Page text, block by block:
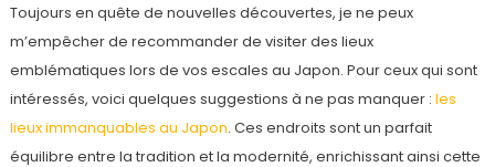
Toujours en quête de nouvelles découvertes, je ne peux
m’empêcher de recommander de visiter des lieux
emblématiques lors de vos escales au Japon. Pour ceux qui sont
intéressés, voici quelques suggestions à ne pas manquer : les
lieux immanquables au Japon. Ces endroits sont un parfait
équilibre entre la tradition et la modernité, enrichissant ainsi cette